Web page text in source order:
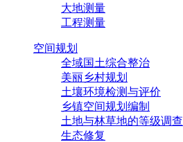
大地测量
工程测量
空间规划
全域国土综合整治
美丽乡村规划
土壤环境检测与评价
乡镇空间规划编制
土地与林草地的等级调查
生态修复